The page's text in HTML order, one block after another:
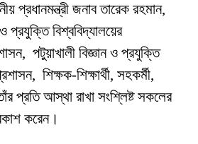
প্রধানমন্ত্রী জনাব তারেক রহমান,
ও প্রযুক্তি বিশ্ববিদ্যালয়ের
পটুয়াখালী বিজ্ঞান ও প্রযুক্তি
শিক্ষক-শিক্ষার্থী, সহকর্মী,
প্রতি আস্থা রাখা সংশ্লিষ্ট সকলের
করেন।